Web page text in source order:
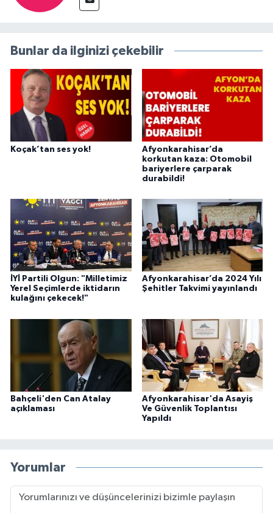
Bunlar da ilginizi çekebilir
Koçak’tan ses yok!
Afyonkarahisar’da
korkutan kaza: Otomobil
bariyerlere çarparak
durabildi!
İYİ Partili Olgun: "Milletimiz
Yerel Seçimlerde iktidarın
kulağını çekecek!"
Afyonkarahisar’da 2024 Yılı
Şehitler Takvimi yayınlandı
Bahçeli'den Can Atalay
açıklaması
Afyonkarahisar'da Asayiş
Ve Güvenlik Toplantısı
Yapıldı
Yorumlar